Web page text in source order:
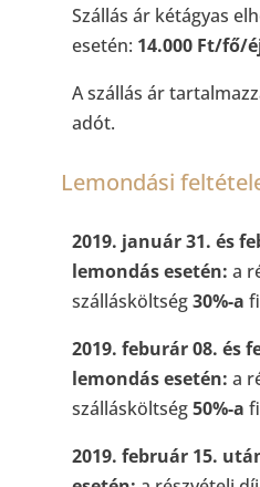
Szállás ár kétágyas
esetén: 14.000 Ft/fő/
A szállás ár
adót.
Lemondási
2019. január 31. és
lemondás esetén: a
szállásköltség30%-a
2019. feburár 08. és
lemondás esetén: a
szállásköltség50%-a
2019. február 15.